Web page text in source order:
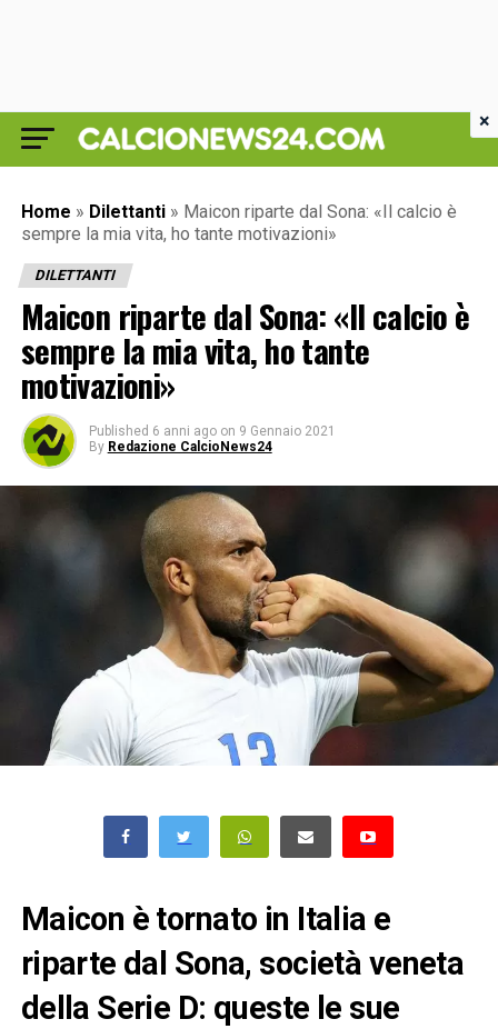
Home » Dilettanti » Maicon riparte dal Sona: «Il calcio è
sempre la mia vita, ho tante motivazioni»
DILETTANTI
Maicon riparte dal Sona: «Il calcio è
sempre la mia vita, ho tante
motivazioni»
Published 6 anni ago on 9 Gennaio 2021
By Redazione CalcioNews24
Maicon è tornato in Italia e
riparte dal Sona, società veneta
della Serie D: queste le sue
×